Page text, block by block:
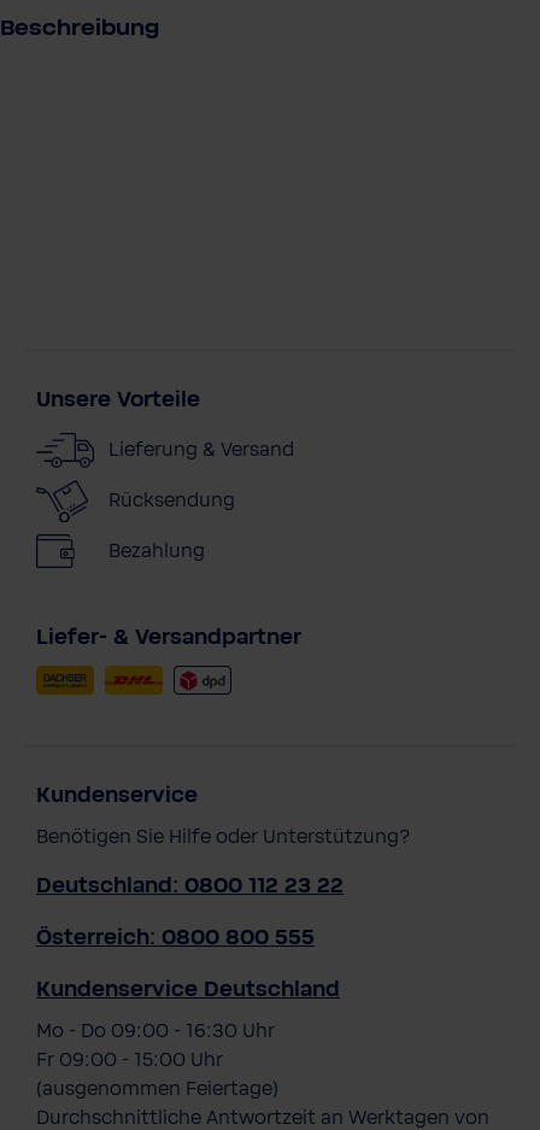
Beschreibung
Unsere Vorteile
Lieferung & Versand
Rücksendung
Bezahlung
Liefer- & Versandpartner
Kundenservice
Benötigen Sie Hilfe oder Unterstützung?
Deutschland: 0800 112 23 22
Österreich: 0800 800 555
Kundenservice Deutschland
Mo - Do 09:00 - 16:30 Uhr
Fr 09:00 - 15:00 Uhr
(ausgenommen Feiertage)
Durchschnittliche Antwortzeit an Werktagen von